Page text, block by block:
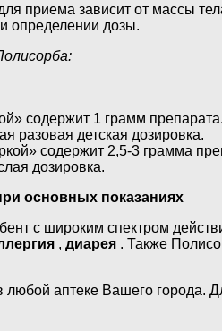
приема зависит от массы
определении дозы.
содержит 1 грамм препарата.
разовая детская дозировка.
содержит 2,5-3 грамма
дозировка.
основных показаниях
с широким спектром
, диарея . Также
аптеке Вашего города.